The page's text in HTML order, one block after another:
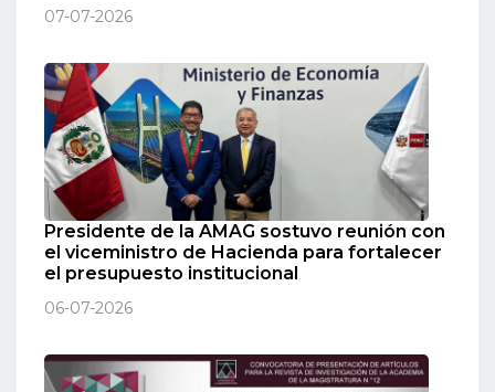
07-07-2026
Presidente de la AMAG sostuvo reunión con
el viceministro de Hacienda para fortalecer
el presupuesto institucional
06-07-2026